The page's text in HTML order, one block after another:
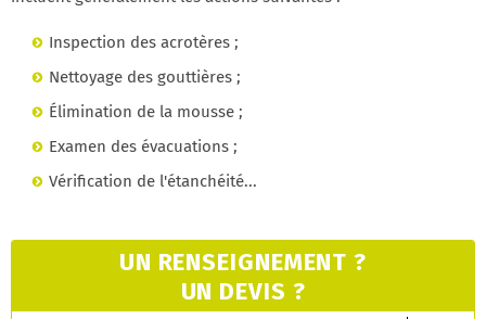
Inspection des acrotères ;
Nettoyage des gouttières ;
Élimination de la mousse ;
Examen des évacuations ;
Vérification de l'étanchéité...
UN RENSEIGNEMENT ?
UN DEVIS ?